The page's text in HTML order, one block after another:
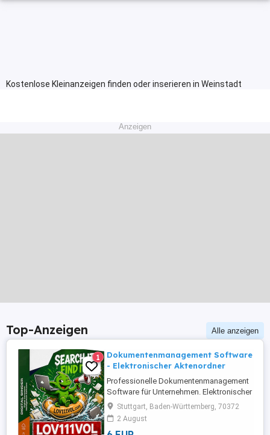
Kostenlose Kleinanzeigen finden oder inserieren in Weinstadt
Anzeigen
Top-Anzeigen Alle anzeigen
1
Dokumentenmanagement Software
- Elektronischer Aktenordner
Professionelle Dokumentenmanagement
Software für Unternehmen. Elektronischer
Aktenordner zur sicheren
Dokumentenverwaltung und
Dokumentenarchivierung. Schnell, einfach
Stuttgart, Baden-Württemberg, 70372
2 August